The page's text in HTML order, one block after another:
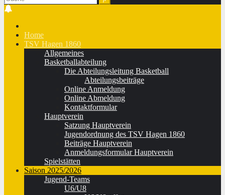
Home
TSV Hagen 1860
Allgemeines
Basketballabteilung
Die Abteilungsleitung Basketball
Abteilungsbeiträge
Online Anmeldung
Online Abmeldung
Kontaktformular
Hauptverein
Satzung Hauptverein
Jugendordnung des TSV Hagen 1860
Beiträge Hauptverein
Anmeldungsformular Hauptverein
Spielstätten
Saison 2025/2026
Jugend-Teams
U6/U8